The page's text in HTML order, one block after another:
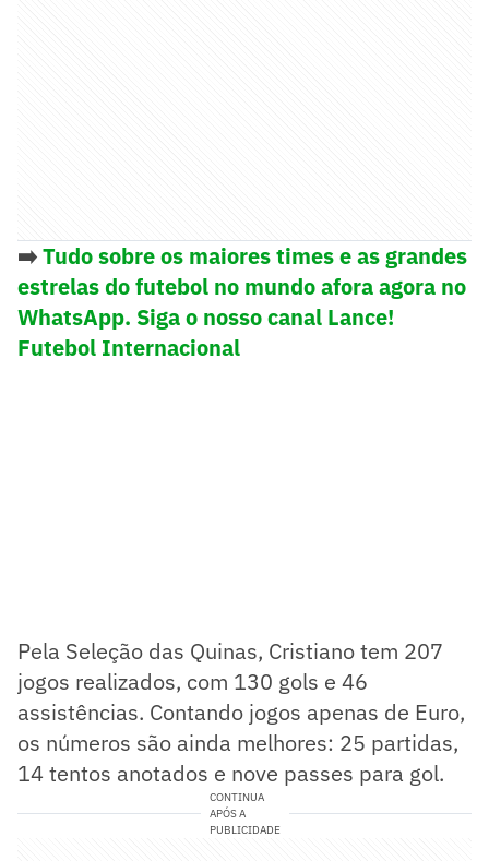
➡️Tudo sobre os maiores times e as grandes
estrelas do futebol no mundo afora agora no
WhatsApp. Siga o nosso canal Lance!
Futebol Internacional
Pela Seleção das Quinas, Cristiano tem 207
jogos realizados, com 130 gols e 46
assistências. Contando jogos apenas de Euro,
os números são ainda melhores: 25 partidas,
14 tentos anotados e nove passes para gol.
CONTINUA
APÓS A
PUBLICIDADE